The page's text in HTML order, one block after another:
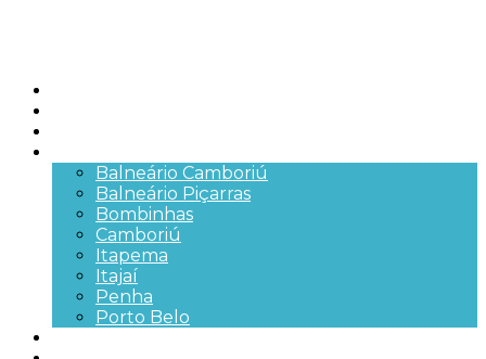
Balneário Camboriú
Balneário Piçarras
Bombinhas
Camboriú
Itapema
Itajaí
Penha
Porto Belo